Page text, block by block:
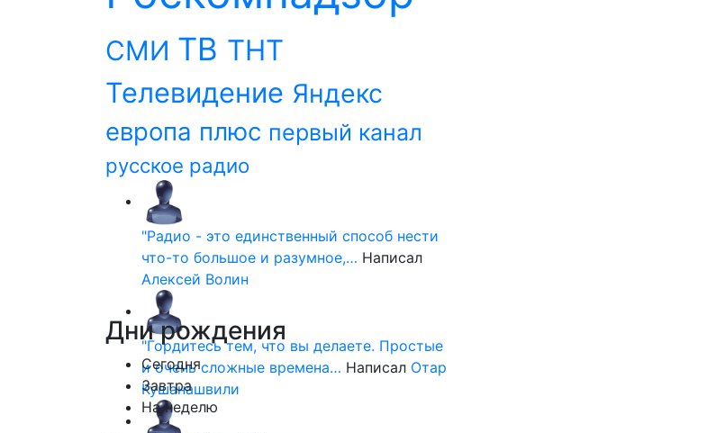
СМИ ТВ ТНТ
Телевидение Яндекс
европа плюс первый канал
русское радио
"Радио - это единственный способ нести
что-то большое и разумное,… Написал
Алексей Волин
"Гордитесь тем, что вы делаете. Простые
и очень сложные времена… Написал Отар
Кушанашвили
Днирождения
Сегодня
Завтра
На неделю